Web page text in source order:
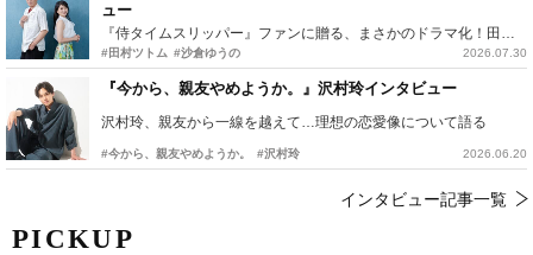
PICKUP
ュー
#田村ツトム #沙倉ゆうの 2026.07.30
『今から、親友やめようか。』沢村玲インタビュー
沢村玲、親友から一線を越えて…理想の恋愛像について語る
#今から、親友やめようか。 #沢村玲 2026.06.20
インタビュー記事一覧